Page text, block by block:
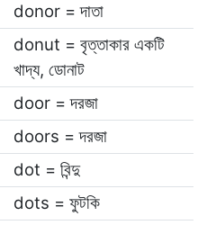
donor = দাতা
donut = বৃত্তাকার একটি
খাদ্য, ডোনাট
door = দরজা
doors = দরজা
dot = বিন্দু
dots = ফুটকি